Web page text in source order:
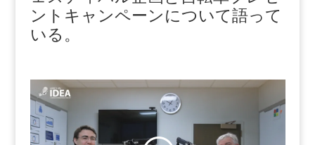
ントキャンペーンについて語って
いる。